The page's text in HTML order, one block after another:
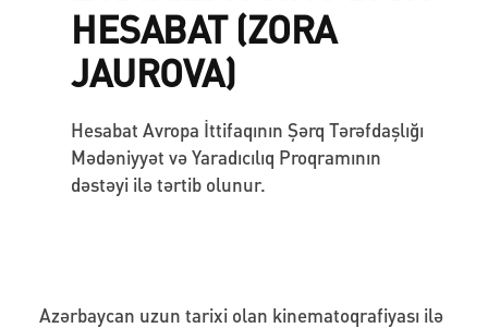
HESABAT (ZORA
JAUROVA)
Hesabat Avropa İttifaqının Şərq Tərəfdaşlığı
Mədəniyyət və Yaradıcılıq Proqramının
dəstəyi ilə tərtib olunur.
Azərbaycan uzun tarixi olan kinematoqrafiyası ilə